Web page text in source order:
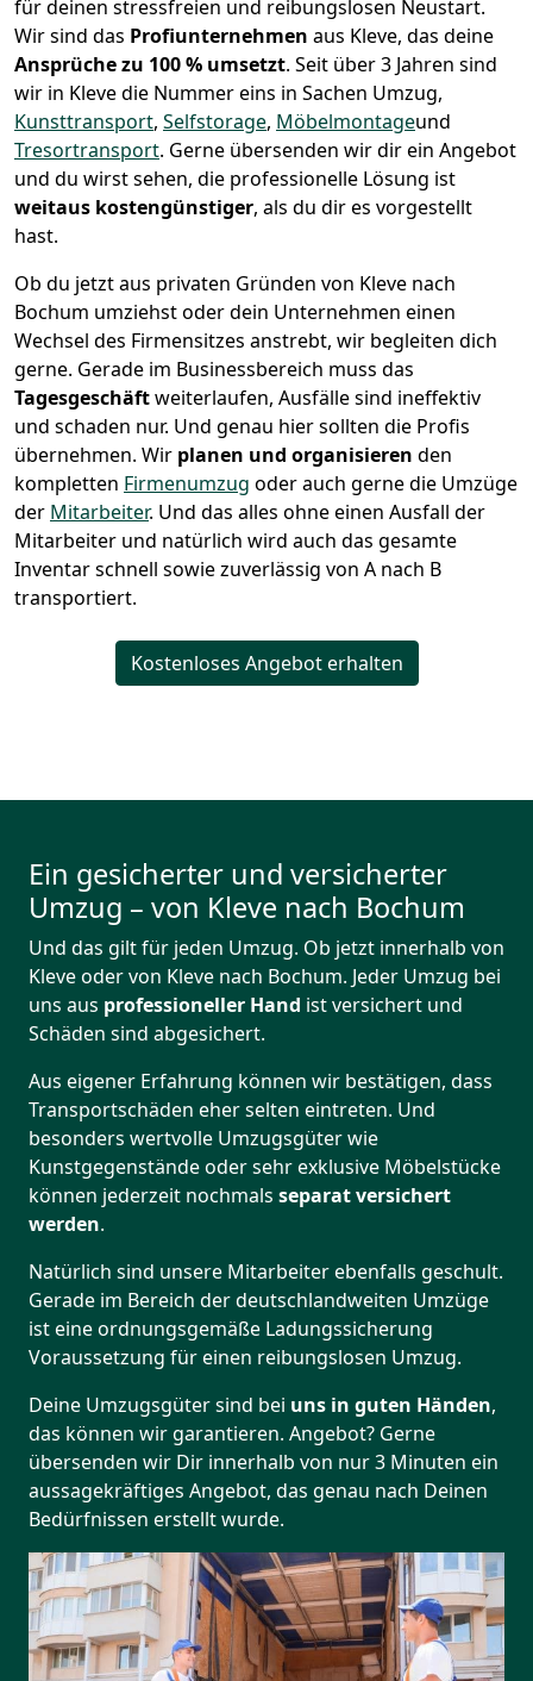
für deinen stressfreien und reibungslosen Neustart.
Wir sind das Profiunternehmen aus Kleve, das deine
Ansprüche zu 100 % umsetzt. Seit über 3 Jahren sind
wir in Kleve die Nummer eins in Sachen Umzug,
Kunsttransport, Selfstorage, Möbelmontageund
Tresortransport. Gerne übersenden wir dir ein Angebot
und du wirst sehen, die professionelle Lösung ist
weitaus kostengünstiger, als du dir es vorgestellt
hast.
Ob du jetzt aus privaten Gründen von Kleve nach
Bochum umziehst oder dein Unternehmen einen
Wechsel des Firmensitzes anstrebt, wir begleiten dich
gerne. Gerade im Businessbereich muss das
Tagesgeschäftweiterlaufen, Ausfälle sind ineffektiv
und schaden nur. Und genau hier sollten die Profis
übernehmen. Wir planen und organisieren den
kompletten Firmenumzug oder auch gerne die Umzüge
der Mitarbeiter. Und das alles ohne einen Ausfall der
Mitarbeiter und natürlich wird auch das gesamte
Inventar schnell sowie zuverlässig von A nach B
transportiert.
Kostenloses Angebot erhalten
Ein gesicherter und versicherter
Umzug – von Kleve nach Bochum
Und das gilt für jeden Umzug. Ob jetzt innerhalb von
Kleve oder von Kleve nach Bochum. Jeder Umzug bei
uns aus professioneller Hand ist versichert und
Schäden sind abgesichert.
Aus eigener Erfahrung können wir bestätigen, dass
Transportschäden eher selten eintreten. Und
besonders wertvolle Umzugsgüter wie
Kunstgegenstände oder sehr exklusive Möbelstücke
können jederzeit nochmals separat versichert
werden.
Natürlich sind unsere Mitarbeiter ebenfalls geschult.
Gerade im Bereich der deutschlandweiten Umzüge
ist eine ordnungsgemäße Ladungssicherung
Voraussetzung für einen reibungslosen Umzug.
Deine Umzugsgüter sind bei uns in guten Händen,
das können wir garantieren. Angebot? Gerne
übersenden wir Dir innerhalb von nur 3 Minuten ein
aussagekräftiges Angebot, das genau nach Deinen
Bedürfnissen erstellt wurde.